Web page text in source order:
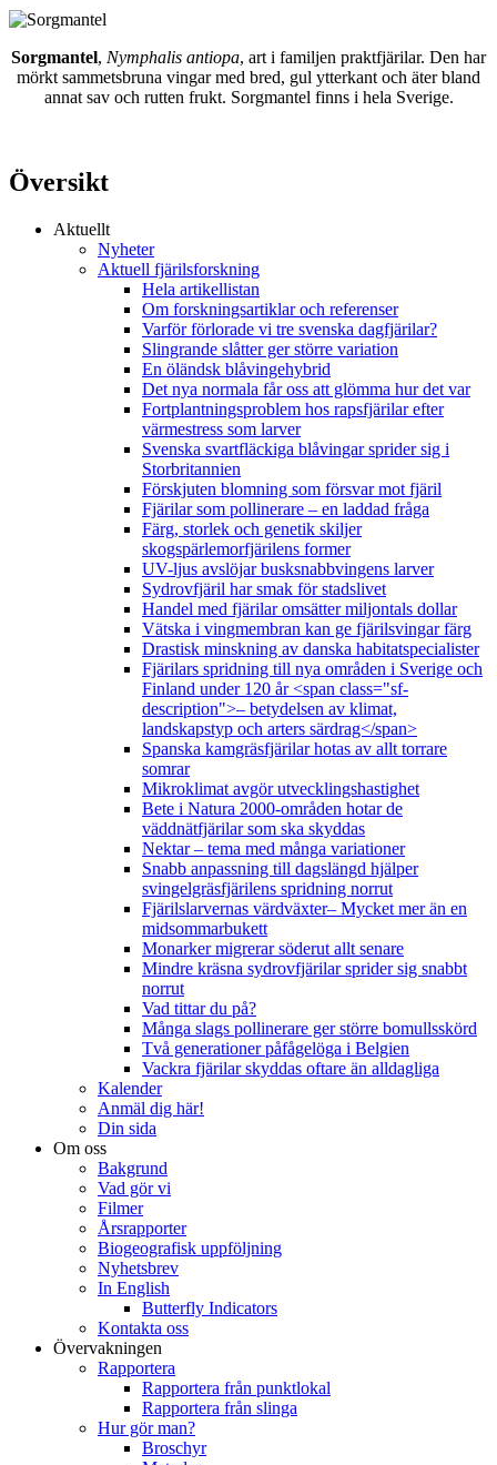
Sorgmantel, Nymphalis antiopa, art i familjen praktfjärilar. Den har
mörkt sammetsbruna vingar med bred, gul ytterkant och äter bland
annat sav och rutten frukt. Sorgmantel finns i hela Sverige.
Översikt
Aktuellt
Nyheter
Aktuell fjärilsforskning
Hela artikellistan
Om forskningsartiklar och referenser
Varför förlorade vi tre svenska dagfjärilar?
Slingrande slåtter ger större variation
En öländsk blåvingehybrid
Det nya normala får oss att glömma hur det var
Fortplantningsproblem hos rapsfjärilar efter
värmestress som larver
Svenska svartfläckiga blåvingar sprider sig i
Storbritannien
Förskjuten blomning som försvar mot fjäril
Fjärilar som pollinerare – en laddad fråga
Färg, storlek och genetik skiljer
skogspärlemorfjärilens former
UV-ljus avslöjar busksnabbvingens larver
Sydrovfjäril har smak för stadslivet
Handel med fjärilar omsätter miljontals dollar
Vätska i vingmembran kan ge fjärilsvingar färg
Drastisk minskning av danska habitatspecialister
Fjärilars spridning till nya områden i Sverige och
Finland under 120 år <span class="sf-
description">– betydelsen av klimat,
landskapstyp och arters särdrag</span>
Spanska kamgräsfjärilar hotas av allt torrare
somrar
Mikroklimat avgör utvecklingshastighet
Bete i Natura 2000-områden hotar de
väddnätfjärilar som ska skyddas
Nektar – tema med många variationer
Snabb anpassning till dagslängd hjälper
svingelgräsfjärilens spridning norrut
Fjärilslarvernas värdväxter– Mycket mer än en
midsommarbukett
Monarker migrerar söderut allt senare
Mindre kräsna sydrovfjärilar sprider sig snabbt
norrut
Vad tittar du på?
Många slags pollinerare ger större bomullsskörd
Två generationer påfågelöga i Belgien
Vackra fjärilar skyddas oftare än alldagliga
Kalender
Anmäl dig här!
Din sida
Om oss
Bakgrund
Vad gör vi
Filmer
Årsrapporter
Biogeografisk uppföljning
Nyhetsbrev
In English
Butterfly Indicators
Kontakta oss
Övervakningen
Rapportera
Rapportera från punktlokal
Rapportera från slinga
Hur gör man?
Broschyr